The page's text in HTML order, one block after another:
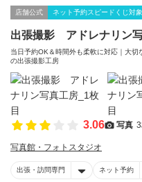
店舗公式 ネット予約スピードくじ対
出張撮影 アドレナリン
当日予約OK＆時間外も柔軟に対応｜大
の出張撮影工房
3.06 写真
写真館・フォトスタジオ
出張・訪問専門 ネット予約